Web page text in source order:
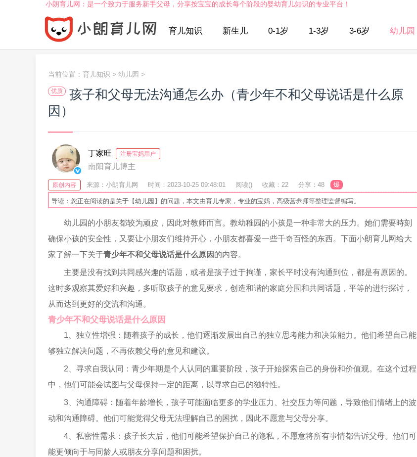
小朗育儿网：是一个致力于服务新手父母，分享按宝宝的成长每个阶段的婴幼育儿知识的专业平台！
育儿知识 新生儿 0-1岁 1-3岁 3-6岁 幼儿园
当前位置： 育儿知识 > 幼儿园 >
优质
孩子和父母无法沟通怎么办（青少年不和父母说话是什么原
因）
丁家旺 注册宝妈用户
南阳育儿博主
原创内容 来源：小朗育儿网 时间：2023-10-25 09:48:01 阅读() 收藏：22 分享：48 爆
导读：您正在阅读的是关于【幼儿园】的问题，本文由育儿专家，专业的宝妈，高级营养师等整理监督编写。
幼儿园的小朋友都较为顽皮，因此对教师而言。教幼稚园的小孩是一种非常大的压力。她们需要時刻
确保小孩的安全性，又要让小朋友们维持开心，小朋友都喜爱一些千奇百怪的东西。下面小朗育儿网给大
家了解一下关于青少年不和父母说话是什么原因 的内容。
主要是没有找到共同感兴趣的话题，或者是孩子过于拘谨，家长平时没有沟通到位，都是有原因的。
这时多观察其爱好和兴趣，多听取孩子的意见要求，创造和谐的家庭分围和共同话题，平等的进行探讨，
从而达到更好的交流和沟通。
青少年不和父母说话是什么原因
1、独立性增强：随着孩子的成长，他们逐渐发展出自己的独立思考能力和决策能力。他们希望自己能
够独立解决问题，不再依赖父母的意见和建议。
2、寻求自我认同：青少年期是个人认同的重要阶段，孩子开始探索自己的身份和价值观。在这个过程
中，他们可能会试图与父母保持一定的距离，以寻求自己的独特性。
3、沟通障碍：随着年龄增长，孩子可能面临更多的学业压力、社交压力等问题，导致他们情绪上的波
动和沟通障碍。他们可能觉得父母无法理解自己的困扰，因此不愿意与父母分享。
4、私密性需求：孩子长大后，他们可能希望保护自己的隐私，不愿意将所有事情都告诉父母。他们可
能更倾向于与同龄人或朋友分享问题和困扰。